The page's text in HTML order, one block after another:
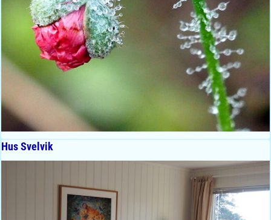
Hus Svelvik